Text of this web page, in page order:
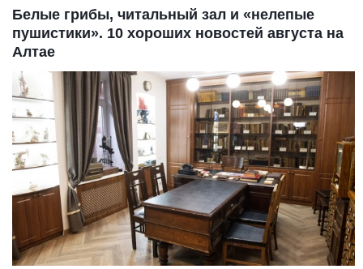
Белые грибы, читальный зал и «нелепые
пушистики». 10 хороших новостей августа на
Алтае